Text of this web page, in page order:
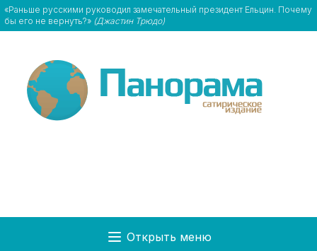
«Раньше русскими руководил замечательный президент Ельцин. Почему
бы его не вернуть?» (Джастин Трюдо)
Открыть меню